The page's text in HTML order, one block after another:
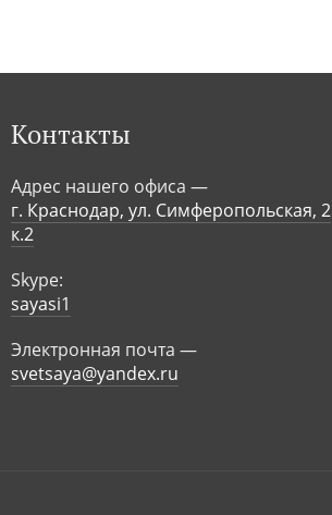
Контакты
Адрес нашего офиса —
г. Краснодар, ул. Симферопольская, 2
к.2
Skype:
sayasi1
Электронная почта —
svetsaya@yandex.ru